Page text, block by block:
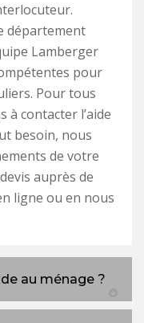
département
Lamberger
pour
Pour tous
à contacter l’aide
besoin, nous
de votre
auprès de
ligne ou en nous
au ménage ?